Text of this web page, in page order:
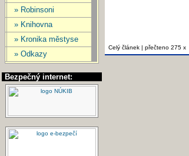
» Robinsoni
» Knihovna
» Kronika městyse
» Odkazy
Bezpečný internet:
Celý článek | přečteno 275 x